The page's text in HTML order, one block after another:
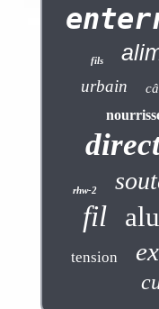
fils
urbain
rhw-2
fil
tension